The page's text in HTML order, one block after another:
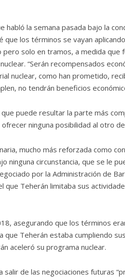
la semana pasada bajo la
los términos se vayan
solo en tramos, a medida que
“Serán recompensados
nuclear, como han prometido,
no tendrán beneficios
puede resultar la parte más
ninguna posibilidad al otro
mucho más reforzada como
ninguna circunstancia, que se le
por la Administración de
que Teherán limitaba sus
asegurando que los términos
Teherán estaba cumpliendo
aceleró su programa nuclear.
de las negociaciones futuras